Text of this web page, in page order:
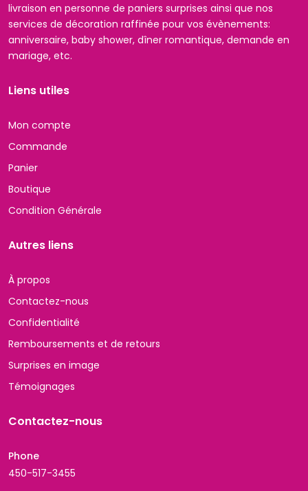
livraison en personne de paniers surprises ainsi que nos
services de décoration raffinée pour vos évènements:
anniversaire, baby shower, dîner romantique, demande en
mariage, etc.
Liens utiles
Mon compte
Commande
Panier
Boutique
Condition Générale
Autres liens
À propos
Contactez-nous
Confidentialité
Remboursements et de retours
Surprises en image
Témoignages
Contactez-nous
Phone
450-517-3455